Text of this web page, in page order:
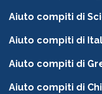
Aiuto compiti di
Aiuto compiti di
Aiuto compiti di
Aiuto compiti di